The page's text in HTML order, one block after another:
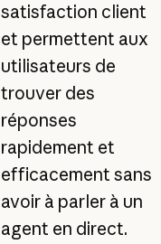
satisfaction client
et permettent aux
utilisateurs de
trouver des
réponses
rapidement et
efficacement sans
avoir à parler à un
agent en direct.